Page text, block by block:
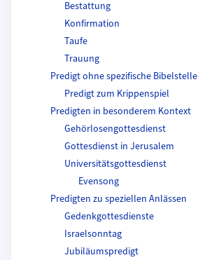
Bestattung
Konfirmation
Taufe
Trauung
Predigt ohne spezifische Bibelstelle
Predigt zum Krippenspiel
Predigten in besonderem Kontext
Gehörlosengottesdienst
Gottesdienst in Jerusalem
Universitätsgottesdienst
Evensong
Predigten zu speziellen Anlässen
Gedenkgottesdienste
Israelsonntag
Jubiläumspredigt